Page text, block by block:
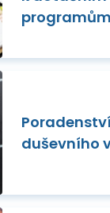
programům
duševního